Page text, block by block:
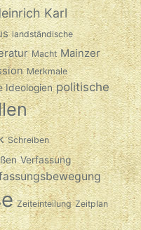
Karl
landständische
Macht Mainzer
Merkmale
Ideologien politische
Schreiben
Verfassung
Zeiteinteilung Zeitplan